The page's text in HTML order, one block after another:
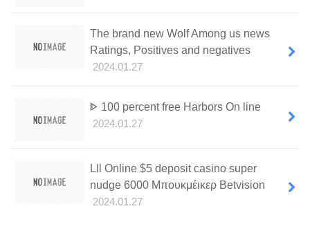
The brand new Wolf Among us news
Ratings, Positives and negatives
2024.01.27
ᐈ 100 percent free Harbors On line
2024.01.27
Lll Online $5 deposit casino super
nudge 6000 Μπουκμέικερ Betvision
2024.01.27